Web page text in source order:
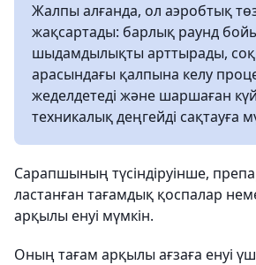
Жалпы алғанда, ол аэробтық
жақсартады: барлық раунд
шыдамдылықты арттырады,
арасындағы қалпына келу
жеделдетеді және шаршаған
техникалық деңгейді сақтауға
Сарапшының түсіндіруінше,
ластанған тағамдық қоспалар
арқылы енуі мүмкін.
Оның тағам арқылы ағзаға енуі